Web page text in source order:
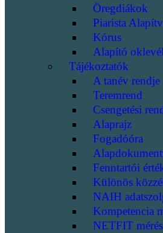
Öregdiákok
Piarista
Kórus
Alapító oklevél
Tájékoztatók
A tanév rendje
Teremrend
Csengetési
Alaprajz
Fogadóóra
Fenntartói
Különös
NAIH
Kompetencia
NETFIT mérés